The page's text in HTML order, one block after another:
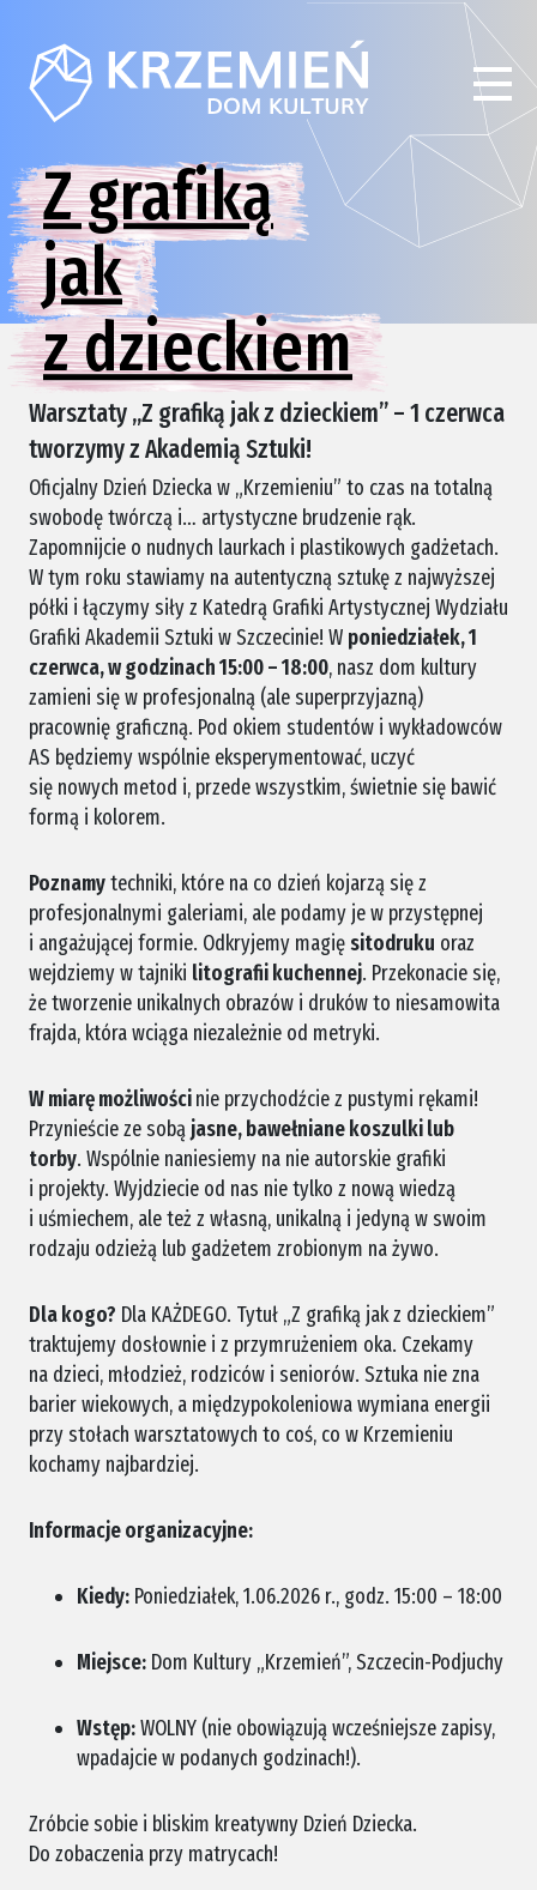
Z grafiką
jak
z dzieckiem
Warsztaty „Z grafiką jak z dzieckiem” – 1 czerwca
tworzymy z Akademią Sztuki!
Oficjalny Dzień Dziecka w „Krzemieniu” to czas na totalną
swobodę twórczą i… artystyczne brudzenie rąk.
Zapomnijcie o nudnych laurkach i plastikowych gadżetach.
W tym roku stawiamy na autentyczną sztukę z najwyższej
półki i łączymy siły z Katedrą Grafiki Artystycznej Wydziału
Grafiki Akademii Sztuki w Szczecinie! W poniedziałek, 1
czerwca, w godzinach 15:00 – 18:00, nasz dom kultury
zamieni się w profesjonalną (ale superprzyjazną)
pracownię graficzną. Pod okiem studentów i wykładowców
AS będziemy wspólnie eksperymentować, uczyć
się nowych metod i, przede wszystkim, świetnie się bawić
formą i kolorem.
Poznamytechniki, które na co dzień kojarzą się z
profesjonalnymi galeriami, ale podamy je w przystępnej
i angażującej formie. Odkryjemy magięsitodruku oraz
wejdziemy w tajniki litografii kuchennej. Przekonacie się,
że tworzenie unikalnych obrazów i druków to niesamowita
frajda, która wciąga niezależnie od metryki.
W miarę możliwościnie przychodźcie z pustymi rękami!
Przynieście ze sobą jasne, bawełniane koszulki lub
torby. Wspólnie naniesiemy na nie autorskie grafiki
i projekty. Wyjdziecie od nas nie tylko z nową wiedzą
i uśmiechem, ale też z własną, unikalną i jedyną w swoim
rodzaju odzieżą lub gadżetem zrobionym na żywo.
Dla kogo? Dla KAŻDEGO. Tytuł „Z grafiką jak z dzieckiem”
traktujemy dosłownie i z przymrużeniem oka. Czekamy
na dzieci, młodzież, rodziców i seniorów. Sztuka nie zna
barier wiekowych, a międzypokoleniowa wymiana energii
przy stołach warsztatowych to coś, co w Krzemieniu
kochamy najbardziej.
Informacje organizacyjne:
Kiedy: Poniedziałek, 1.06.2026 r., godz. 15:00 – 18:00
Miejsce: Dom Kultury „Krzemień”, Szczecin-Podjuchy
Wstęp:WOLNY (nie obowiązują wcześniejsze zapisy,
wpadajcie w podanych godzinach!).
Zróbcie sobie i bliskim kreatywny Dzień Dziecka.
Do zobaczenia przy matrycach!